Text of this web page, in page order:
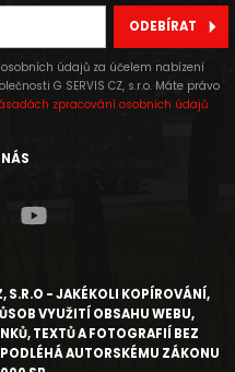
ODEBÍRAT
údajů za účelem nabízení
G SERVIS CZ, s.r.o. Máte právo
zpracování osobních údajů
S.R.O - JAKÉKOLI KOPÍROVÁNÍ,
VYUŽITÍ OBSAHU WEBU,
TEXTŮ A FOTOGRAFIÍ BEZ
AUTORSKÉMU ZÁKONU